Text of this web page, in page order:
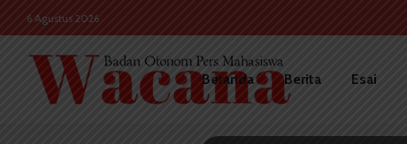
6 Agustus 2026
Beranda Berita Esai